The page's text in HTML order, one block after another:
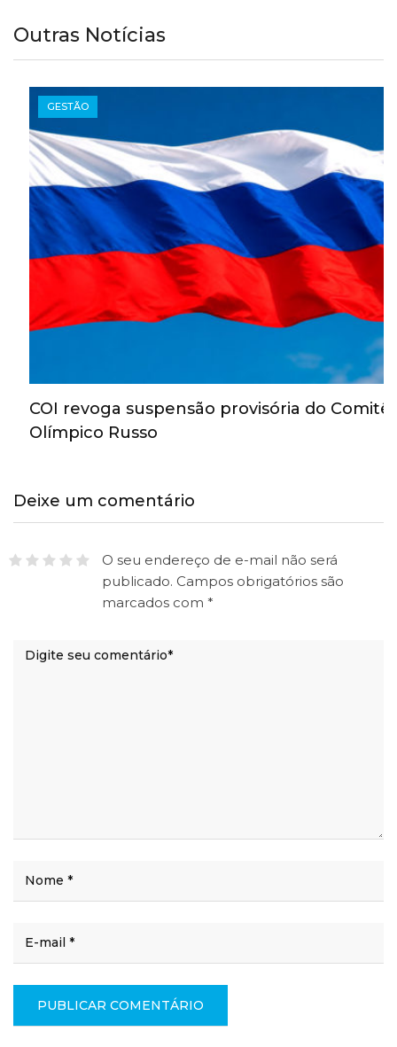
Outras Notícias
GESTÃO
COI revoga suspensão provisória do Comitê
Olímpico Russo
Deixe um comentário
O seu endereço de e-mail não será
publicado. Campos obrigatórios são
marcados com *